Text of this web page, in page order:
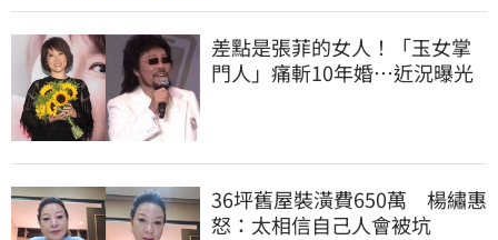
差點是張菲的女人！「玉女掌
門人」痛斬10年婚…近況曝光
36坪舊屋裝潢費650萬 楊繡惠
怒：太相信自己人會被坑